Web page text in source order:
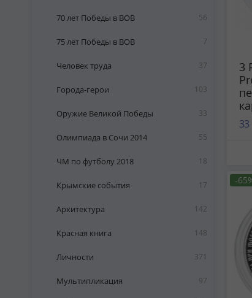
70 лет Победы в ВОВ 56
75 лет Победы в ВОВ 7
Человек труда 37
Города-герои 103
Оружие Великой Победы 33
Олимпиада в Сочи 2014 55
ЧМ по футболу 2018 18
Крымские события 17
Архитектура 142
Красная книга 148
Личности 371
Мультипликация 97
3
-